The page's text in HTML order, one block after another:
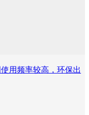
用频率较高，环保出